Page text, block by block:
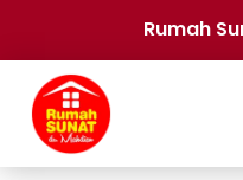
Rumah